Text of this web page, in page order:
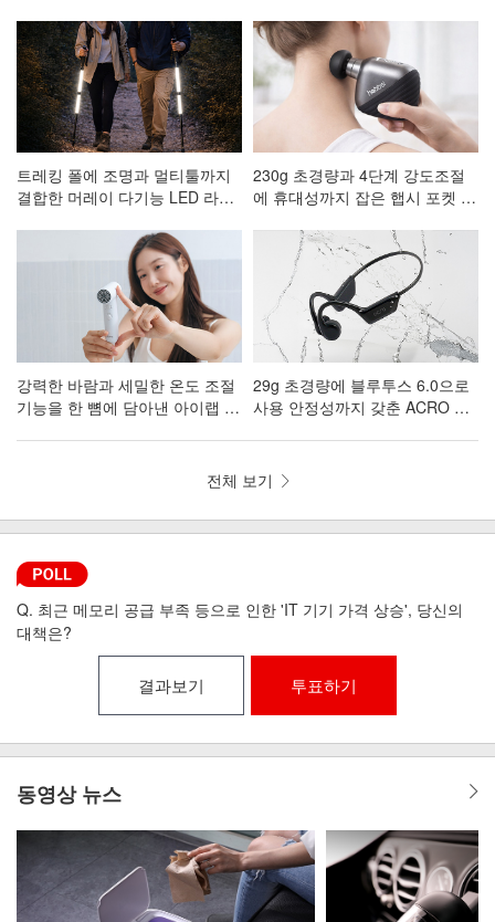
스이어폰 AE-101
트레킹 폴에 조명과 멀티툴까지
결합한 머레이 다기능 LED 라이
230g 초경량과 4단계 강도조절
에 휴대성까지 잡은 햅시 포켓 마
강력한 바람과 세밀한 온도 조절
기능을 한 뼘에 담아낸 아이랩 한
29g 초경량에 블루투스 6.0으로
사용 안정성까지 갖춘 ACRO 프
전체 보기
Q. 최근 메모리 공급 부족 등으로 인한 'IT 기기 가격 상승', 당신의
대책은?
결과보기 투표하기
동영상 뉴스